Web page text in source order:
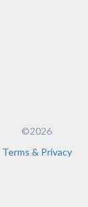
©2026
Terms & Privacy